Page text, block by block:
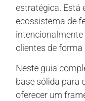
estratégica. Está
ecossistema de
clientes de forma
Neste guia
base sólida para
oferecer um